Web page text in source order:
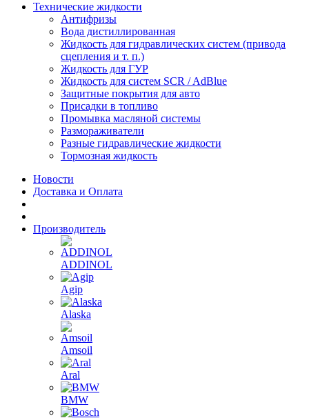
Технические жидкости
Антифризы
Вода дистиллированная
Жидкость для гидравлических систем (привода
сцепления и т. п.)
Жидкость для ГУР
Жидкость для систем SCR / AdBlue
Защитные покрытия для авто
Присадки в топливо
Промывка масляной системы
Размораживатели
Разные гидравлические жидкости
Тормозная жидкость
Новости
Доставка и Оплата
Производитель
ADDINOL
Agip
Alaska
Amsoil
Aral
BMW